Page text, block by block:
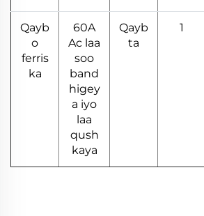
1
Qayb
ta
60A
Ac laa
soo
band
higey
a iyo
laa
qush
kaya
Qayb
o
ferris
ka